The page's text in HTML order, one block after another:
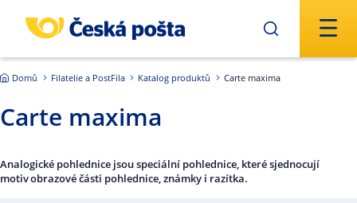
Domů Filatelie a PostFila Katalog produktů Carte maxima
Carte maxima
Analogické pohlednice jsou speciální pohlednice, které sjednocují
motiv obrazové části pohlednice, známky i razítka.